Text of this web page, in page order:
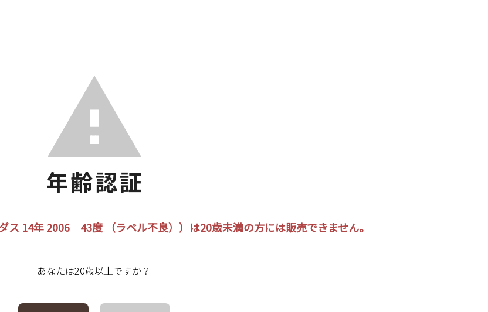
14年 2006 43度 （ラベル不良））は20歳未満の方には販売できません。
あなたは20歳以上ですか？